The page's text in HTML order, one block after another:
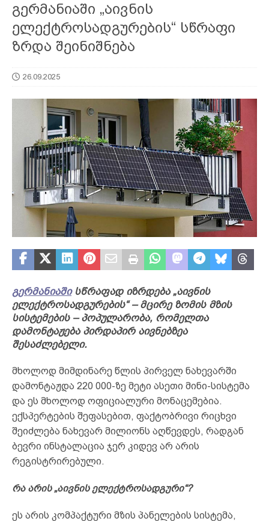
გერმანიაში „აივნის
ელექტროსადგურების“ სწრაფი
ზრდა შეინიშნება
26.09.2025
გერმანიაშისწრაფად იზრდება „აივნის
ელექტროსადგურების“ – მცირე ზომის მზის
სისტემების – პოპულარობა, რომელთა
დამონტაჟება პირდაპირ აივნებზეა
შესაძლებელი.
მხოლოდ მიმდინარე წლის პირველ ნახევარში
დამონტაჟდა 220 000-ზე მეტი ასეთი მინი-სისტემა
და ეს მხოლოდ ოფიციალური მონაცემებია.
ექსპერტების შეფასებით, ფაქტობრივი რიცხვი
შეიძლება ნახევარ მილიონს აღწევდეს, რადგან
ბევრი ინსტალაცია ჯერ კიდევ არ არის
რეგისტრირებული.
რა არის „აივნის ელექტროსადგური“?
ეს არის კომპაქტური მზის პანელების სისტემა,